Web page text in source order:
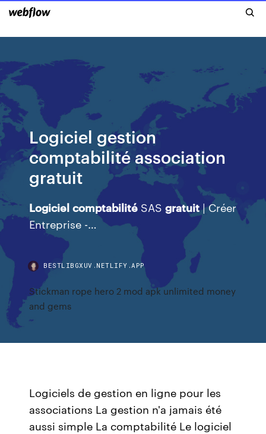
Logiciel gestion
comptabilité association
gratuit
Logiciel comptabilité SASgratuit| Créer
Entreprise -…
BESTLIBGXUV.NETLIFY.APP
Stickman rope hero 2 mod apk unlimited money
and gems
Logiciels de gestion en ligne pour les
associations La gestion n'a jamais été
aussi simple La comptabilité Le logiciel